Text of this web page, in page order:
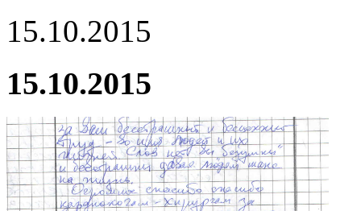
15.10.2015
15.10.2015